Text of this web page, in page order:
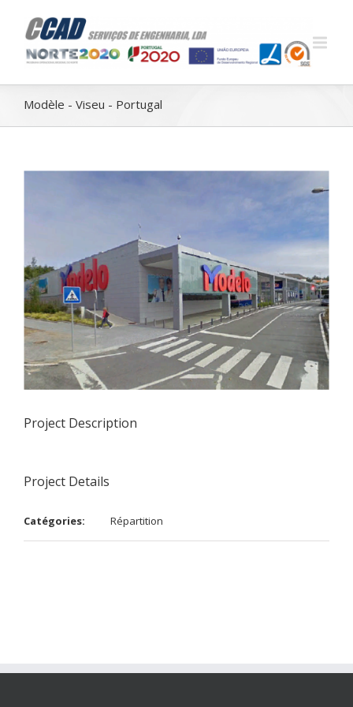
Modèle - Viseu - Portugal
Project Description
Project Details
Catégories: Répartition